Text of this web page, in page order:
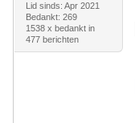
Lid sinds: Apr 2021
Bedankt: 269
1538 x bedankt in
477 berichten